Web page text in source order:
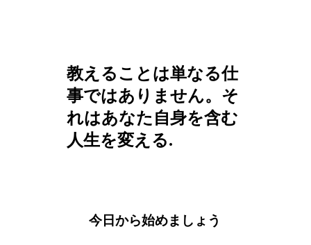
教えることは単なる仕
事ではありません。そ
れはあなた自身を含む
人生を変える.
今日から始めましょう